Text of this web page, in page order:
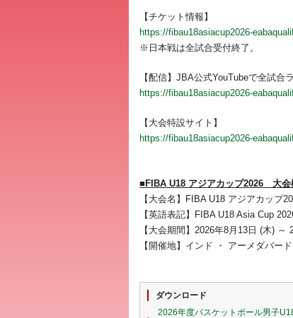
【チケット情報】
https://fibau18asiacup2026-
※日本戦は全試合受付終了。
【配信】JBA公式YouTubeで全試合
https://fibau18asiacup2026-
【大会特設サイト】
https://fibau18asiacup2026-
■FIBA U18 アジアカップ2026 大会
【大会名】FIBA U18 アジアカップ
【英語表記】FIBA U18 Asia Cup
【大会期間】2026年8月13日 (木) ～
【開催地】インド ・ アーメダバード
ダウンロード
2026年度バスケットボール男子